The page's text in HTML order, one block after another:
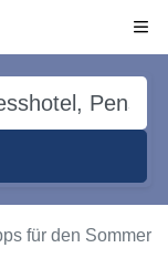
für den Sommer